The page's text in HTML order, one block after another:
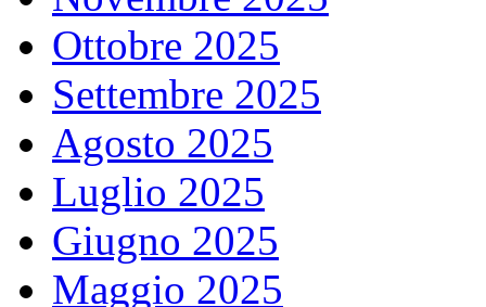
Ottobre 2025
Settembre 2025
Agosto 2025
Luglio 2025
Giugno 2025
Maggio 2025